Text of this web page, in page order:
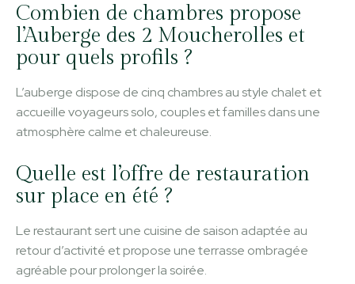
Combien de chambres propose
l’Auberge des 2 Moucherolles et
pour quels profils ?
L’auberge dispose de cinq chambres au style chalet et
accueille voyageurs solo, couples et familles dans une
atmosphère calme et chaleureuse.
Quelle est l’offre de restauration
sur place en été ?
Le restaurant sert une cuisine de saison adaptée au
retour d’activité et propose une terrasse ombragée
agréable pour prolonger la soirée.